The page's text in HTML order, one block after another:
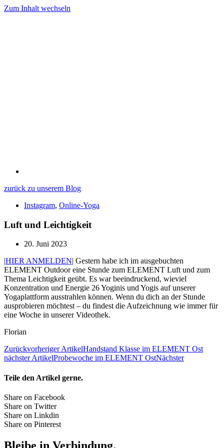
Zum Inhalt wechseln
zurück zu unserem Blog
Instagram, Online-Yoga
Luft und Leichtigkeit
20. Juni 2023
|HIER ANMELDEN| Gestern habe ich im ausgebuchten
ELEMENT Outdoor eine Stunde zum ELEMENT Luft und zum
Thema Leichtigkeit geübt. Es war beeindruckend, wieviel
Konzentration und Energie 26 Yoginis und Yogis auf unserer
Yogaplattform ausstrahlen können. Wenn du dich an der Stunde
ausprobieren möchtest – du findest die Aufzeichnung wie immer für
eine Woche in unserer Videothek.
Florian
Zurückvorheriger ArtikelHandstand Klasse im ELEMENT Ost
nächster ArtikelProbewoche im ELEMENT OstNächster
Teile den Artikel gerne.
Share on Facebook
Share on Twitter
Share on Linkdin
Share on Pinterest